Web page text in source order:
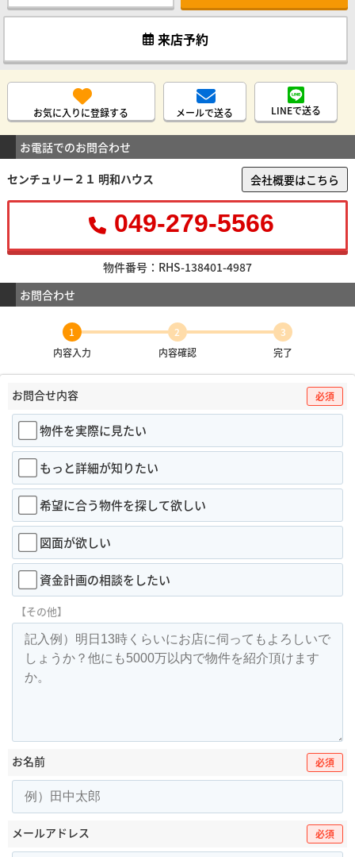
来店予約
お気に入りに登録する メールで送る LINEで送る
お電話でのお問合わせ
センチュリー２１ 明和ハウス
会社概要はこちら
049-279-5566
物件番号：RHS-138401-4987
お問合わせ
1
内容入力
2
内容確認
3
完了
お問合せ内容 必須
物件を実際に見たい
もっと詳細が知りたい
希望に合う物件を探して欲しい
図面が欲しい
資金計画の相談をしたい
【その他】
お名前 必須
メールアドレス 必須